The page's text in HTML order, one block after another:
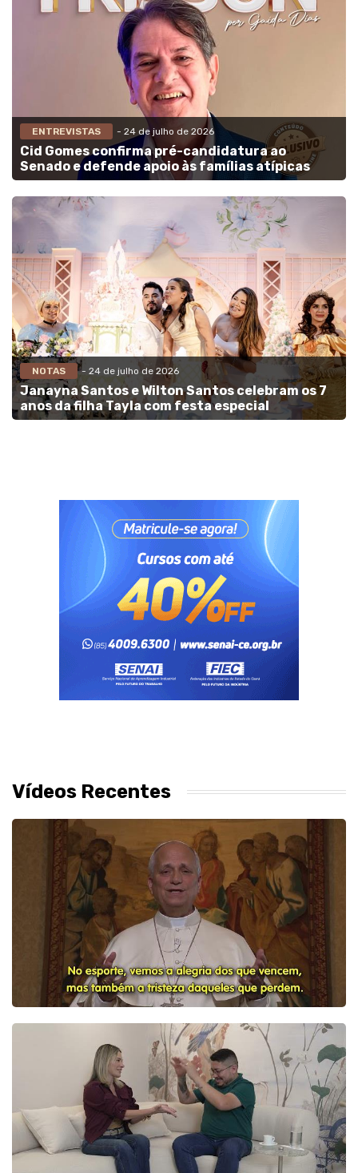
ENTREVISTAS - 24 de julho de 2026
Cid Gomes confirma pré-candidatura ao
Senado e defende apoio às famílias atípicas
NOTAS - 24 de julho de 2026
Janayna Santos e Wilton Santos celebram os 7
anos da filha Tayla com festa especial
Vídeos Recentes